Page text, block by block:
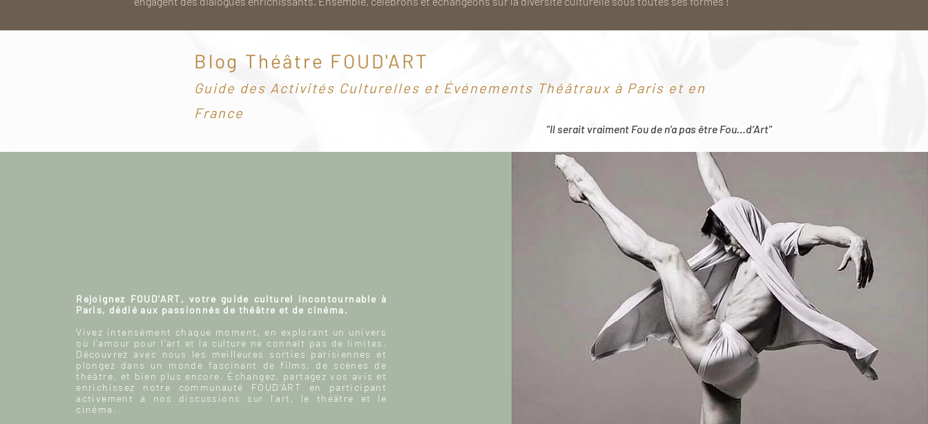
Blog Théâtre FOUD'ART
Guide des Activités Culturelles et Événements Théâtraux à Paris et en
France
"Il serait vraiment Fou de n’a pas être Fou…d’Art"
Rejoignez FOUD'ART, votre guide culturel incontournable à
Paris, dédié aux passionnés de théâtre et de cinéma.
Vivez intensément chaque moment, en explorant un univers
où l'amour pour l'art et la culture ne connaît pas de limites.
Découvrez avec nous les meilleures sorties parisiennes et
plongez dans un monde fascinant de films, de scènes de
théâtre, et bien plus encore. Échangez, partagez vos avis et
enrichissez notre communauté FOUD'ART en participant
activement à nos discussions sur l’art, le théâtre et le
cinéma.